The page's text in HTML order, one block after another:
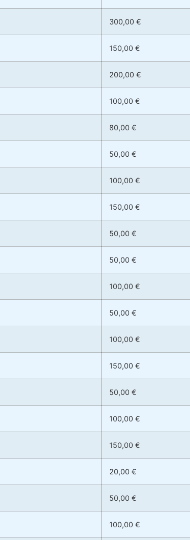
300,00 €
150,00 €
200,00 €
100,00 €
80,00 €
50,00 €
100,00 €
150,00 €
50,00 €
50,00 €
100,00 €
50,00 €
100,00 €
150,00 €
50,00 €
100,00 €
150,00 €
20,00 €
50,00 €
100,00 €